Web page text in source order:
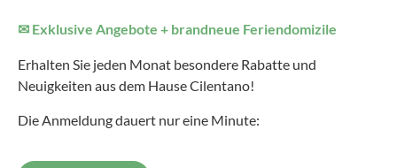
✉ Exklusive Angebote + brandneue Feriendomizile
Erhalten Sie jeden Monat besondere Rabatte und
Neuigkeiten aus dem Hause Cilentano!
Die Anmeldung dauert nur eine Minute: